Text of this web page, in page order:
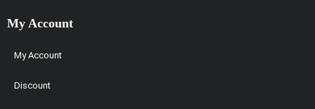
My Account
My Account
Discount